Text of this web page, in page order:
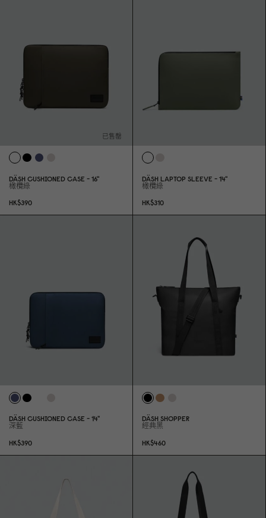
已售罄
DÄSH CUSHIONED CASE - 16"
橄欖綠
HK$390
DÄSH LAPTOP SLEEVE - 14"
橄欖綠
HK$310
DÄSH CUSHIONED CASE - 14"
深藍
HK$390
DÄSH SHOPPER
經典黑
HK$460